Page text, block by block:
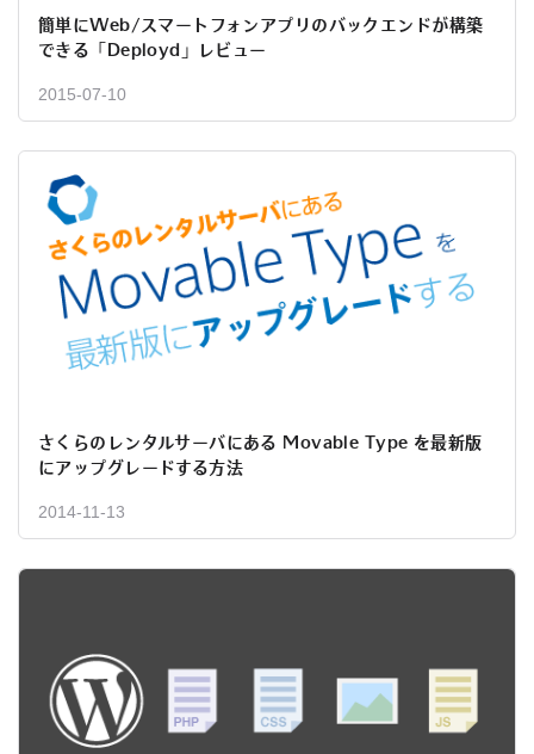
簡単にWeb/スマートフォンアプリのバックエンドが構築
できる「Deployd」レビュー
2015-07-10
さくらのレンタルサーバにある Movable Type を最新版
にアップグレードする方法
2014-11-13